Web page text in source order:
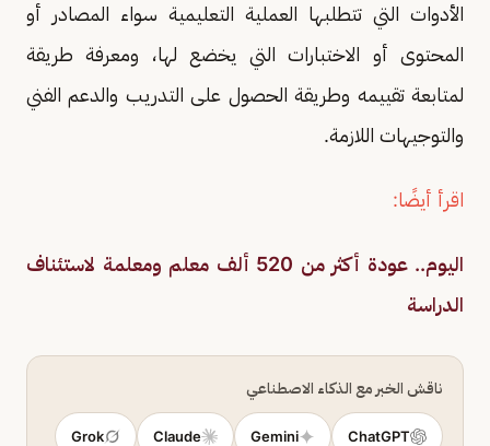
الأدوات التي تتطلبها العملية التعليمية سواء المصادر أو
المحتوى أو الاختبارات التي يخضع لها، ومعرفة طريقة
لمتابعة تقييمه وطريقة الحصول على التدريب والدعم الفني
والتوجيهات اللازمة.
اقرأ أيضًا:
اليوم.. عودة أكثر من 520 ألف معلم ومعلمة لاستئناف
الدراسة
ناقش الخبر مع الذكاء الاصطناعي
ChatGPT
Gemini
Claude
Grok